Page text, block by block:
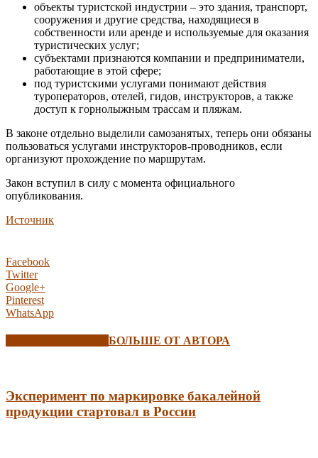
объекты туристской индустрии – это здания, транспорт,
сооружения и другие средства, находящиеся в
собственности или аренде и используемые для оказания
туристических услуг;
субъектами признаются компании и предприниматели,
работающие в этой сфере;
под туристскими услугами понимают действия
туроператоров, отелей, гидов, инструкторов, а также
доступ к горнолыжным трассам и пляжам.
В законе отдельно выделили самозанятых, теперь они обязаны
пользоваться услугами инструкторов-проводников, если
организуют прохождение по маршрутам.
Закон вступил в силу с момента официального
опубликования.
Источник
Facebook
Twitter
Google+
Pinterest
WhatsApp
БОЛЬШЕ ОТ АВТОРА
Эксперимент по маркировке бакалейной
продукции стартовал в России